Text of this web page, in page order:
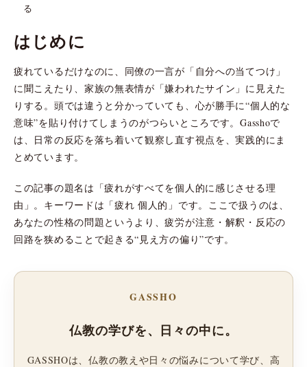
る
はじめに
疲れているだけなのに、同僚の一言が「自分への当てつけ」
に聞こえたり、家族の無表情が「嫌われたサイン」に見えた
りする。頭では違うと分かっていても、心が勝手に“個人的な
意味”を貼り付けてしまうのがつらいところです。Gasshoで
は、日常の反応を落ち着いて観察し直す視点を、実践的にま
とめています。
この記事の題名は「疲れがすべてを個人的に感じさせる理
由」。キーワードは「疲れ 個人的」です。ここで扱うのは、
あなたの性格の問題というより、疲労が注意・解釈・反応の
回路を狭めることで起きる“見え方の偏り”です。
GASSHO
仏教の学びを、日々の中に。
GASSHOは、仏教の教えや日々の悩みについて学び、高